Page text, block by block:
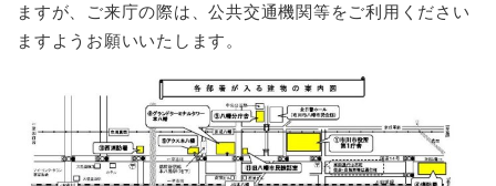
ますが、ご来庁の際は、公共交通機関等をご利用ください
ますようお願いいたします。